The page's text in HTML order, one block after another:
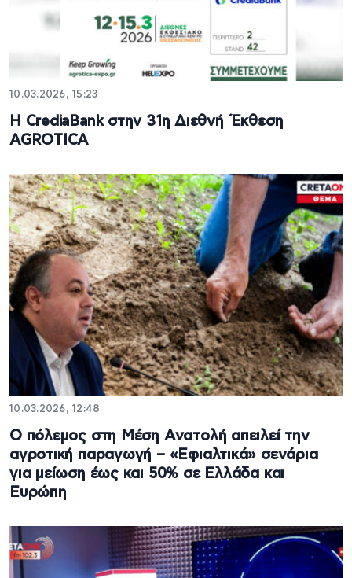
10.03.2026, 15:23
Η CrediaBank στην 31η Διεθνή Έκθεση
AGROTICA
10.03.2026, 12:48
Ο πόλεμος στη Μέση Ανατολή απειλεί την
αγροτική παραγωγή – «Εφιαλτικά» σενάρια
για μείωση έως και 50% σε Ελλάδα και
Ευρώπη